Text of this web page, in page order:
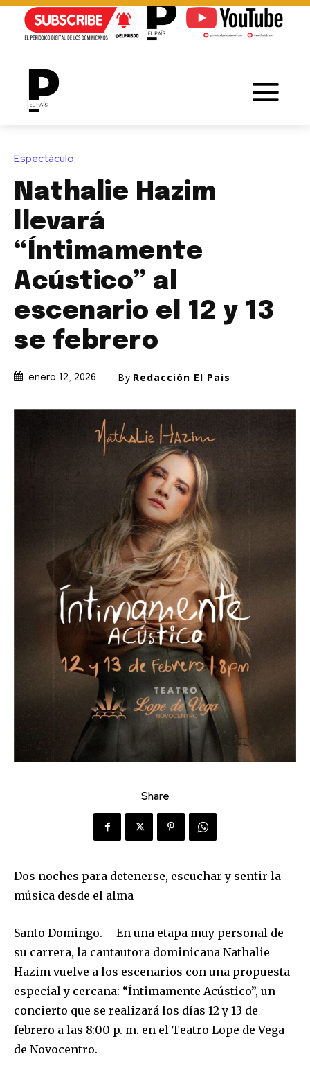
Espectáculo
Nathalie Hazim
llevará
“Íntimamente
Acústico” al
escenario el 12 y 13
se febrero
enero 12, 2026 By Redacción El Pais
Share
Dos noches para detenerse, escuchar y sentir la
música desde el alma
Santo Domingo. – En una etapa muy personal de
su carrera, la cantautora dominicana Nathalie
Hazim vuelve a los escenarios con una propuesta
especial y cercana: “Íntimamente Acústico”, un
concierto que se realizará los días 12 y 13 de
febrero a las 8:00 p. m. en el Teatro Lope de Vega
de Novocentro.